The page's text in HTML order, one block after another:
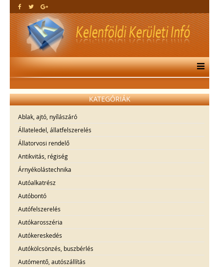
KATEGÓRIÁK
Ablak, ajtó, nyílászáró
Állateledel, állatfelszerelés
Állatorvosi rendelő
Antikvitás, régiség
Árnyékolástechnika
Autóalkatrész
Autóbontó
Autófelszerelés
Autókarosszéria
Autókereskedés
Autókölcsönzés, buszbérlés
Autómentő, autószállítás